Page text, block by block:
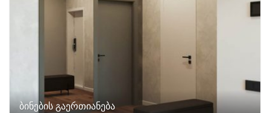
ბინების გაერთიანება